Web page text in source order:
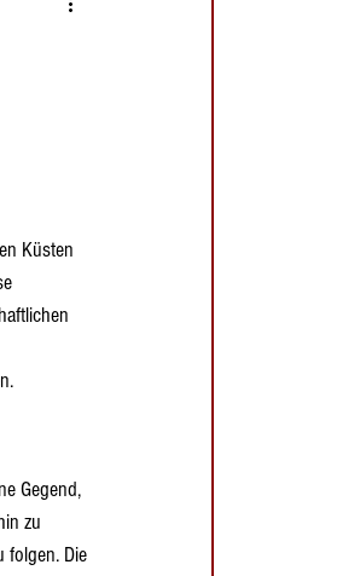
Küsten
Gegend,
zu
folgen. Die